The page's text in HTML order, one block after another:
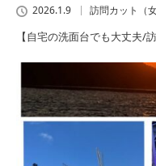
2026.1.9 訪問カット（女
【自宅の洗面台でも大丈夫/